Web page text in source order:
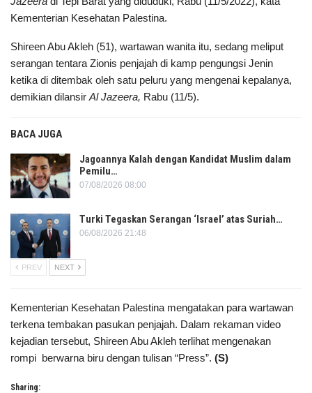
Kementerian Kesehatan Palestina.
Shireen Abu Akleh (51), wartawan wanita itu, sedang meliput
serangan tentara Zionis penjajah di kamp pengungsi Jenin
ketika di ditembak oleh satu peluru yang mengenai kepalanya,
demikian dilansir Al Jazeera, Rabu (11/5).
BACA JUGA
Jagoannya Kalah dengan Kandidat Muslim dalam
Pemilu…
07/08/2026 08:00
Turki Tegaskan Serangan ‘Israel’ atas Suriah…
06/08/2026 21:48
PREV NEXT
Kementerian Kesehatan Palestina mengatakan para wartawan
terkena tembakan pasukan penjajah. Dalam rekaman video
kejadian tersebut, Shireen Abu Akleh terlihat mengenakan
rompi berwarna biru dengan tulisan “Press”. (S)
Sharing: